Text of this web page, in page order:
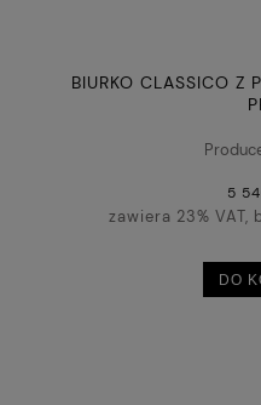
BIURKO CLASSICO Z
5
zawiera 23%
DO